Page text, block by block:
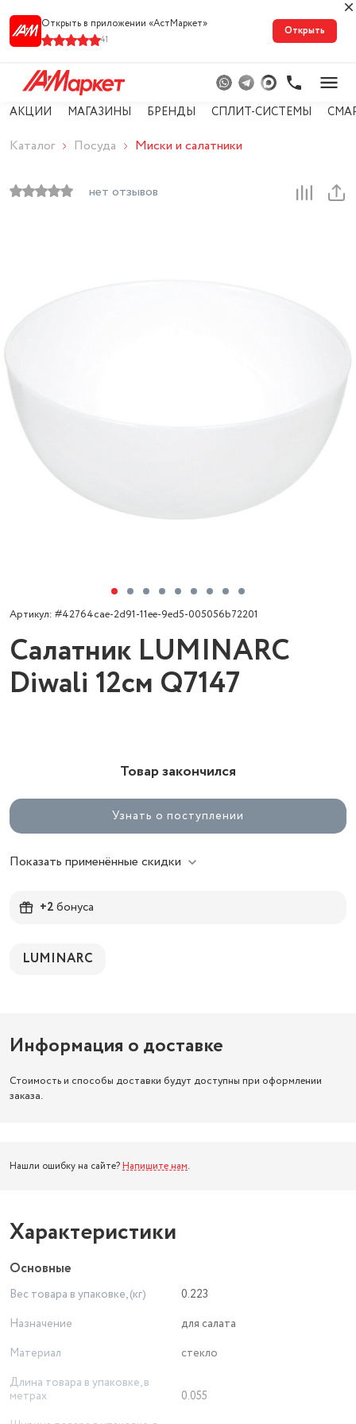
Открыть в приложении «АстМарке‪т‬»
41
Открыть
АКЦИИ МАГАЗИНЫ БРЕНДЫ СПЛИТ-СИСТЕМЫ
Каталог Посуда Миски и салатники
нет отзывов
Артикул: #42764cae-2d91-11ee-9ed5-005056b72201
Салатник LUMINARC
Diwali 12см Q7147
Товар закончился
Узнать о поступлении
Показать применённые скидки
+2бонуса
LUMINARC
Информация о доставке
Стоимость и способы доставки будут доступны при оформлении
заказа.
Нашли ошибку на сайте? Напишите нам.
Характеристики
Основные
Вес товара в упаковке, (кг)
0.223
Назначение
для салата
Материал
стекло
Длина товара в упаковке, в
метрах
0.055